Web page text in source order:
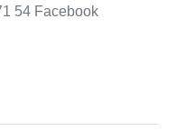
54 Facebook